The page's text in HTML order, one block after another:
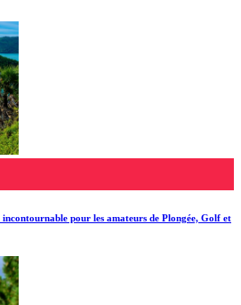
pour les amateurs de Plongée, Golf et